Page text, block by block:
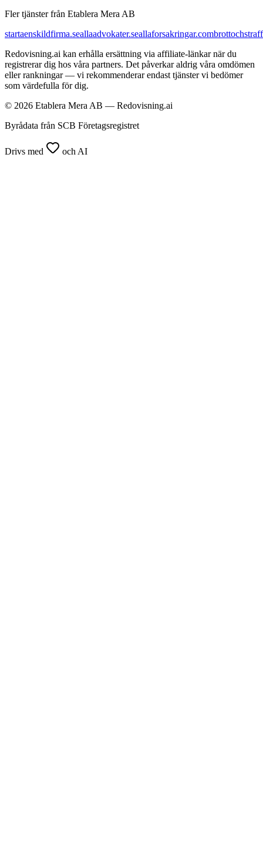
Fler tjänster från Etablera Mera AB
startaenskildfirma.seallaadvokater.seallaforsakringar.com
Redovisning.ai kan erhålla ersättning via affiliate-länkar när du
registrerar dig hos våra partners. Det påverkar aldrig våra omdömen
eller rankningar — vi rekommenderar endast tjänster vi bedömer
som värdefulla för dig.
© 2026 Etablera Mera AB — Redovisning.ai
Byrådata från SCB Företagsregistret
Drivs med och AI